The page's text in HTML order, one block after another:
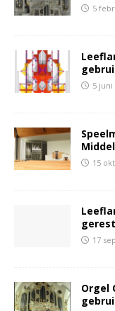
5
5 juni
15
17
Orgel